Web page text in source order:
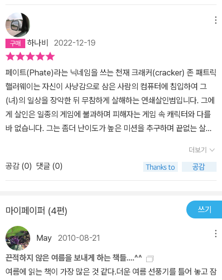
새와 흡입력이 좋기 때문이다. 다만 컴퓨터조작만으로 교통을 마비시
키고 국가기관의 시스템을 마음대로 주무른다는 식의 영화에서나 등
장할법한 다소 황당한 몇몇 장면들이 작품의 리얼리티를 떨어뜨려 아
쉬움을 남긴다.그럼에도 불구하고 다양한 소재로 신선함을 주는 작가
의 역량은 언제나 그러하듯 믿음직스럽다.
하나비 2022-12-19
페이트(Phate)라는 닉네임을 쓰는 천재 크래커(cracker) 존 패트릭
핼러웨이는 자신이 사냥감으로 삼은 사람의 컴퓨터에 침입하여 그
(녀)의 일상을 장악한 뒤 무참하게 살해하는 연쇄살인범입니다. 그에
게 살인은 일종의 게임에 불과하며 피해자는 게임 속 캐릭터와 다를
바 없습니다. 그는 좀더 난이도가 높은 미션을 추구하며 끝없는 살인
새로운 종류의 컴퓨터 바이러스가 범행에 사용됐다고 판단하곤 해킹
죄로 수감 중인 해커 와이어트 질레트를 가석방시켜 수사에 참여시킵
니다. 전통적인 강력계 형사인 프랭크 비숍은 주위의 반대에도 불구
해내고도 예기치 못한 사태가 거듭 벌어지자 큰 위기에 빠집니다. 인
터넷 대중화의 초기를 통상 1990년대 중반으로 본다면, 이 작품이
출간된 2001년은 뉴스와 쇼핑과 SNS 등 인터넷이 여러 가지 형태
로 일상 속에 안착한 시기입니다. 그때만 해도 컴퓨터 이용자에게 가
장 큰 위협은 트로이목마 같은 바이러스 정도였고, 그 누구도 피부에
더보기
공감 (0) 댓글 (0)
마이페이퍼 (4편) 쓰기
May 2010-08-21
끈적하지 않은 여름을 보내게 하는 책들....^^
여름에 읽는 책이 가장 많은 것 같다.더운 여름 선풍기를 틀어 놓고 잠